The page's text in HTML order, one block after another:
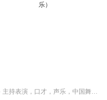
乐）